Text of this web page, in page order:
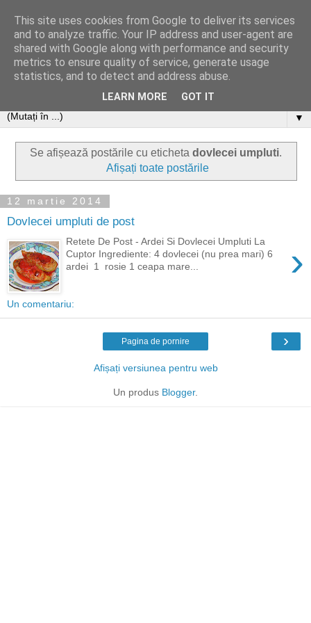
▼
Se afișează postările cu eticheta dovlecei umpluti.
Afișați toate postările
12 martie 2014
Dovlecei umpluti de post
›
Retete De Post - Ardei Si Dovlecei Umpluti La
Cuptor Ingrediente: 4 dovlecei (nu prea mari) 6
ardei 1 rosie 1 ceapa mare...
Un comentariu:
›
Pagina de pornire
Afișați versiunea pentru web
Un produs Blogger.
This site uses cookies from Google to deliver its services
and to analyze traffic. Your IP address and user-agent are
shared with Google along with performance and security
metrics to ensure quality of service, generate usage
statistics, and to detect and address abuse.
LEARN MORE GOT IT